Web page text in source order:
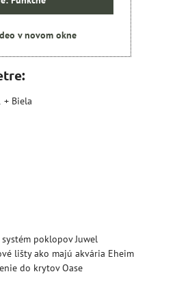
v novom okne
+ Biela
poklopov Juwel
lišty ako majú akvária Eheim
do krytov Oase